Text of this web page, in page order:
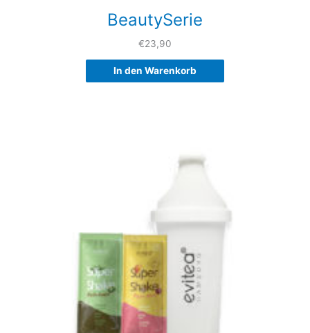
BeautySerie
€23,90
In den Warenkorb